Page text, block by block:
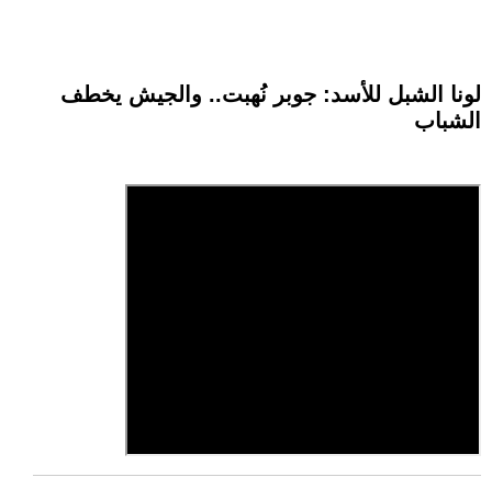
لونا الشبل للأسد: جوبر نُهبت.. والجيش يخطف
الشباب